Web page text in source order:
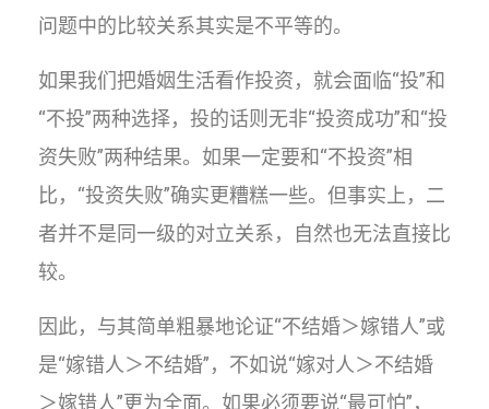
问题中的比较关系其实是不平等的。
如果我们把婚姻生活看作投资，就会面临“投”和
“不投”两种选择，投的话则无非“投资成功”和“投
资失败”两种结果。如果一定要和“不投资”相
比，“投资失败”确实更糟糕一些。但事实上，二
者并不是同一级的对立关系，自然也无法直接比
较。
因此，与其简单粗暴地论证“不结婚＞嫁错人”或
是“嫁错人＞不结婚”，不如说“嫁对人＞不结婚
＞嫁错人”更为全面。如果必须要说“最可怕”，